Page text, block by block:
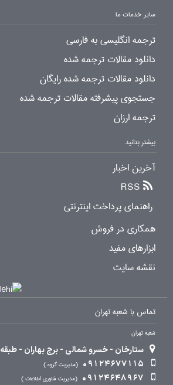
سایر خدمات ما
ترجمه انگلیسی به فارسی
دانلود مقالات ترجمه شده
دانلود مقالات ترجمه شده رایگان
جستجوی پیشرفته مقالات ترجمه شده
ترجمه ارزان
بیشتر بدانید
آخرین اخبار
RSS
راهنمای پرداخت اینترنتی
همکاری در فروش
ابزارهای مفید
نقشه سایت
تماس با شعبه تهران
شعبه تهران
ستارخان - خسرو شمالی - برج بهاران - طبقه 7 واحد 2
09124677115
مدیریت گروه
09124648967 مدیریت فناوری اطلاعات